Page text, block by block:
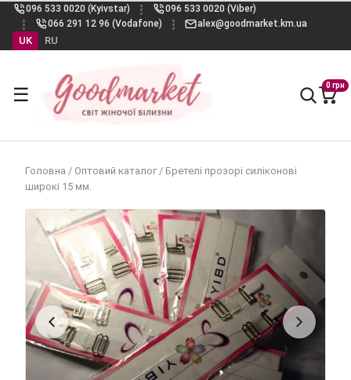
096 533 0020 (Kyivstar)
096 533 0020 (Viber)
066 291 12 96 (Vodafone)
alex@goodmarket.km.ua
UK RU
☰ 0 грн
Головна / Оптовий каталог / Бретелі прозорі силіконові
широкі 15 мм.